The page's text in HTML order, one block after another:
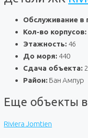
Обслуживание в
Кол-во корпусов:
Этажность: 46
До моря: 440
Сдача объекта:
Район: Бан Ампур
Еще объекты
Riviera Jomtien